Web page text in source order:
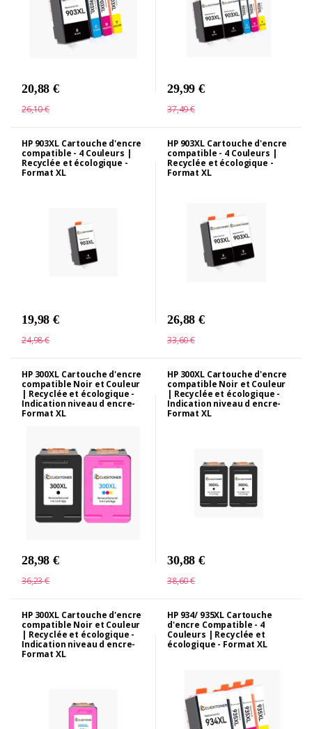
20,88 €
26,10 €
29,99 €
37,49 €
HP 903XL Cartouche d'encre
compatible - 4 Couleurs |
Recyclée et écologique -
Format XL
19,98 €
24,98 €
HP 903XL Cartouche d'encre
compatible - 4 Couleurs |
Recyclée et écologique -
Format XL
26,88 €
33,60 €
HP 300XL Cartouche d'encre
compatible Noir et Couleur
| Recyclée et écologique -
Indication niveau d encre-
Format XL
28,98 €
36,23 €
HP 300XL Cartouche d'encre
compatible Noir et Couleur
| Recyclée et écologique -
Indication niveau d encre-
Format XL
30,88 €
38,60 €
HP 300XL Cartouche d'encre
compatible Noir et Couleur
| Recyclée et écologique -
Indication niveau d encre-
Format XL
HP 934/ 935XL Cartouche
d'encre Compatible - 4
Couleurs | Recyclée et
écologique - Format XL